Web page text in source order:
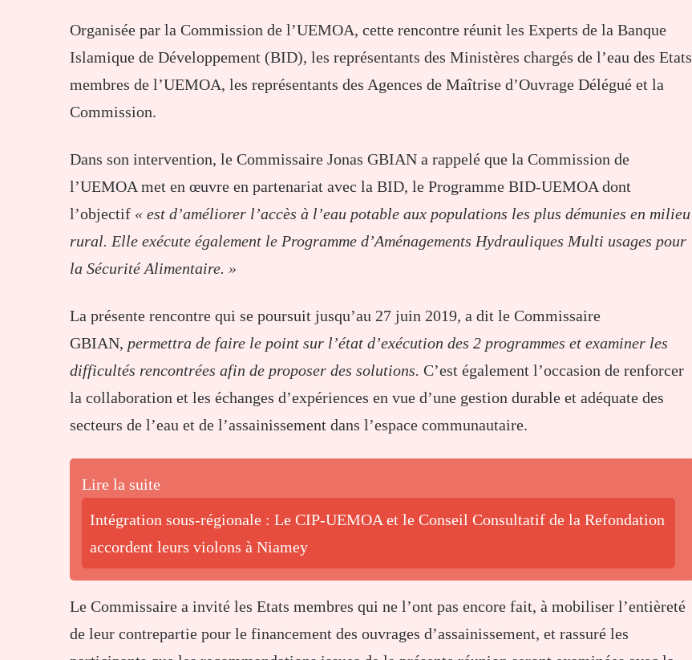
Organisée par la Commission de l’UEMOA, cette rencontre réunit les Experts de la Banque
Islamique de Développement (BID), les représentants des Ministères chargés de l’eau des Etats
membres de l’UEMOA, les représentants des Agences de Maîtrise d’Ouvrage Délégué et la
Commission.
Dans son intervention, le Commissaire Jonas GBIAN a rappelé que la Commission de
l’UEMOA met en œuvre en partenariat avec la BID, le Programme BID-UEMOA dont
l’objectif « est d’améliorer l’accès à l’eau potable aux populations les plus démunies en milieu
rural. Elle exécute également le Programme d’Aménagements Hydrauliques Multi usages pour
la Sécurité Alimentaire. »
La présente rencontre qui se poursuit jusqu’au 27 juin 2019, a dit le Commissaire
GBIAN, permettra de faire le point sur l’état d’exécution des 2 programmes et examiner les
difficultés rencontrées afin de proposer des solutions. C’est également l’occasion de renforcer
la collaboration et les échanges d’expériences en vue d’une gestion durable et adéquate des
secteurs de l’eau et de l’assainissement dans l’espace communautaire.
Lire la suite
Intégration sous-régionale : Le CIP-UEMOA et le Conseil Consultatif de la Refondation
accordent leurs violons à Niamey
Le Commissaire a invité les Etats membres qui ne l’ont pas encore fait, à mobiliser l’entièreté
de leur contrepartie pour le financement des ouvrages d’assainissement, et rassuré les